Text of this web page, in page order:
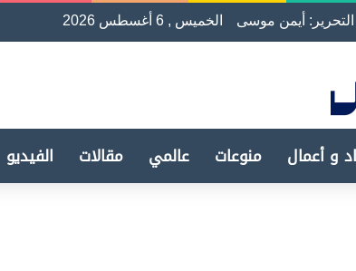
أيمن موسى الخميس , 6 أغسطس 2026
و أعمال منوعات عالمي مقالات الفيديو